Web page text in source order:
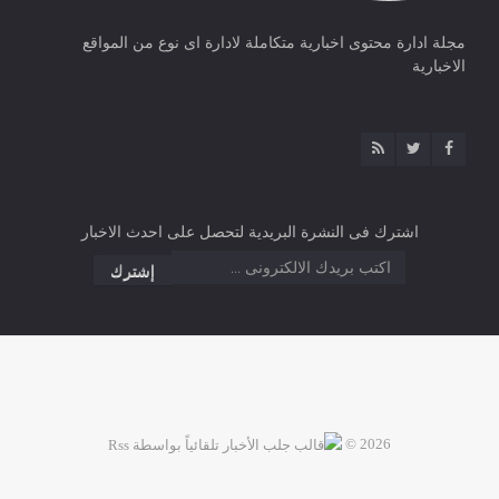
مجلة ادارة محتوى اخبارية متكاملة لادارة اى نوع من المواقع
الاخبارية
اشترك فى النشرة البريدية لتحصل على احدث الاخبار
2026 ©